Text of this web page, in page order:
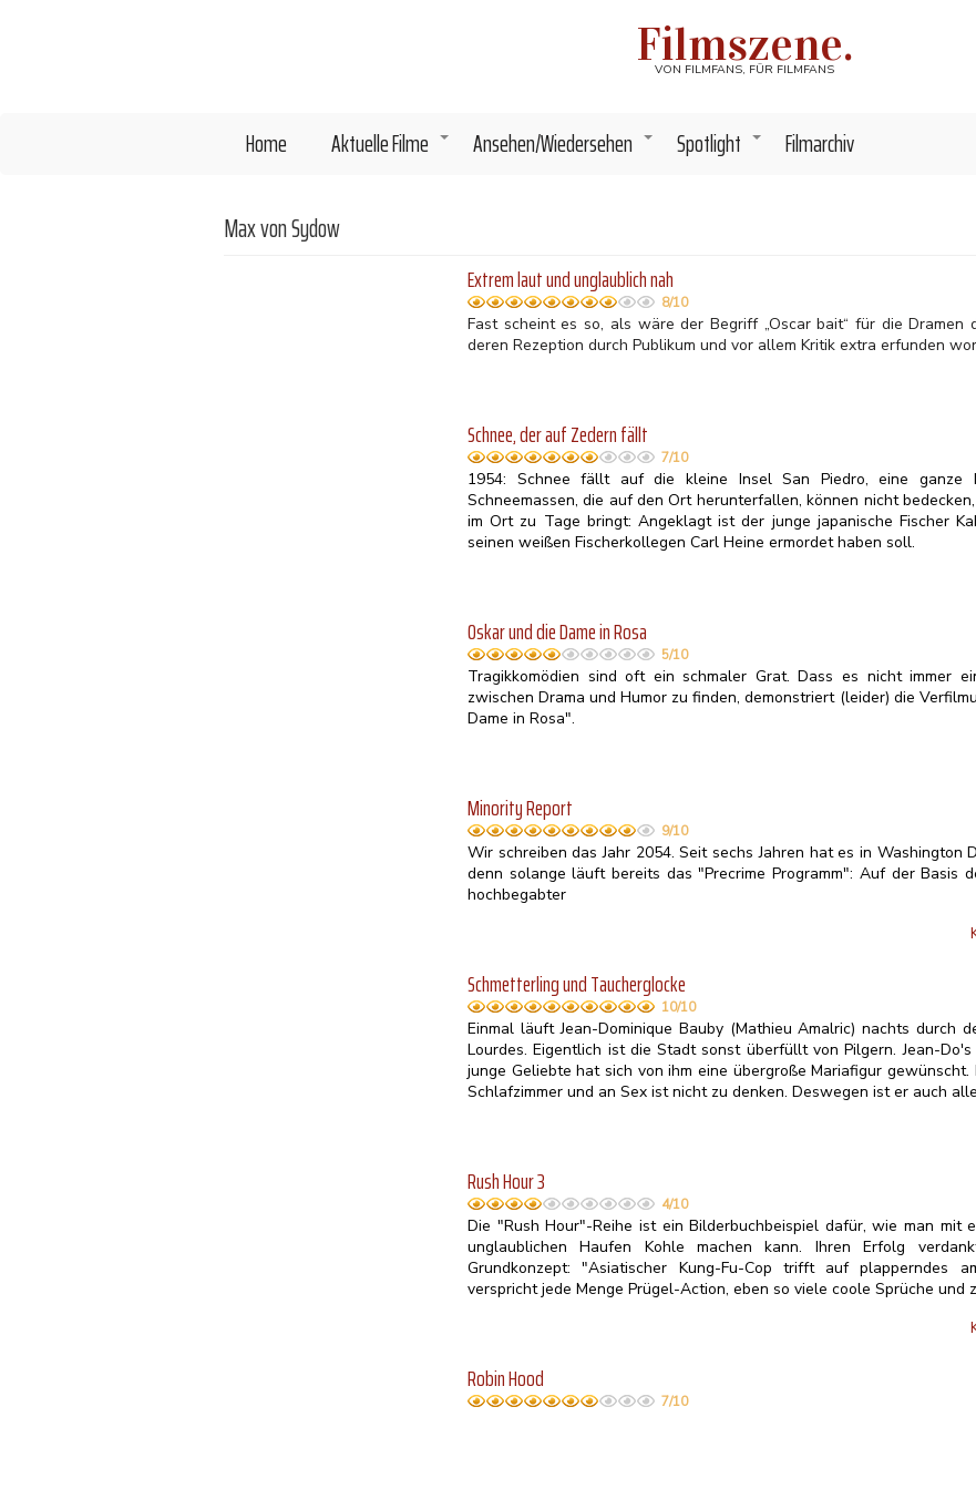
Filmszene.
VON FILMFANS, FÜR FILMFANS
Home +
Aktuelle Filme +
Ansehen/Wiedersehen +
Spotlight Filmarchiv
Max von Sydow
Extrem laut und unglaublich nah
8/10
Fast scheint es so, als wäre der Begriff „Oscar bait“ für die Dramen
deren Rezeption durch Publikum und vor allem Kritik extra erfunden
Schnee, der auf Zedern fällt
7/10
1954: Schnee fällt auf die kleine Insel San Piedro, eine ganze
Schneemassen, die auf den Ort herunterfallen, können nicht
im Ort zu Tage bringt: Angeklagt ist der junge japanische Fischer
seinen weißen Fischerkollegen Carl Heine ermordet haben soll.
Oskar und die Dame in Rosa
5/10
Tragikkomödien sind oft ein schmaler Grat. Dass es nicht immer
zwischen Drama und Humor zu finden, demonstriert (leider) die
Dame in Rosa".
Minority Report
9/10
Wir schreiben das Jahr 2054. Seit sechs Jahren hat es in Washington
denn solange läuft bereits das "Precrime Programm": Auf der Basis
hochbegabter
Schmetterling und Taucherglocke
10/10
Einmal läuft Jean-Dominique Bauby (Mathieu Amalric) nachts durch
Lourdes. Eigentlich ist die Stadt sonst überfüllt von Pilgern. Jean-
junge Geliebte hat sich von ihm eine übergroße Mariafigur
Schlafzimmer und an Sex ist nicht zu denken. Deswegen ist er auch
Rush Hour 3
4/10
Die "Rush Hour"-Reihe ist ein Bilderbuchbeispiel dafür, wie man mit
unglaublichen Haufen Kohle machen kann. Ihren Erfolg
Grundkonzept: "Asiatischer Kung-Fu-Cop trifft auf plapperndes
verspricht jede Menge Prügel-Action, eben so viele coole Sprüche und
Robin Hood
7/10